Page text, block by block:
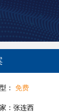
： 免费
：张连西